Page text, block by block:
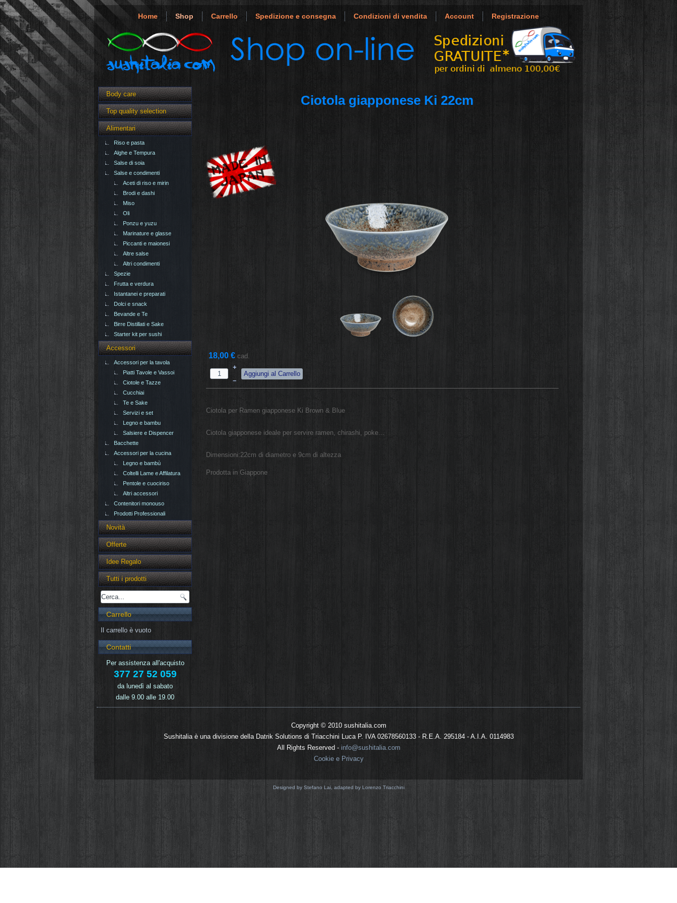
Home Shop Carrello Spedizione e consegna Condizioni di vendita Account Registrazione
Body care
Top quality selection
Alimentari
Riso e pasta
Alghe e Tempura
Salse di soia
Salse e condimenti
Aceti di riso e mirin
Brodi e dashi
Miso
Oli
Ponzu e yuzu
Marinature e glasse
Piccanti e maionesi
Altre salse
Altri condimenti
Spezie
Frutta e verdura
Istantanei e preparati
Dolci e snack
Bevande e Te
Birre Distillati e Sake
Starter kit per sushi
Accessori
Accessori per la tavola
Piatti Tavole e Vassoi
Ciotole e Tazze
Cucchiai
Te e Sake
Servizi e set
Legno e bambu
Salsiere e Dispencer
Bacchette
Accessori per la cucina
Legno e bambù
Coltelli Lame e Affilatura
Pentole e cuociriso
Altri accessori
Contenitori monouso
Prodotti Professionali
Novità
Offerte
Idee Regalo
Tutti i prodotti
Carrello
Il carrello è vuoto
Contatti
Per assistenza all'acquisto
377 27 52 059
da lunedì al sabato
dalle 9.00 alle 19.00
Ciotola giapponese Ki 22cm
18,00 € cad.
+
–
Ciotola per Ramen giapponese Ki Brown & Blue
Ciotola giapponese ideale per servire ramen, chirashi, poke...
Dimensioni:22cm di diametro e 9cm di altezza
Prodotta in Giappone
Copyright © 2010 sushitalia.com
Sushitalia è una divisione della Datrik Solutions di Triacchini Luca P. IVA 02678560133 - R.E.A. 295184 - A.I.A. 0114983
All Rights Reserved - info@sushitalia.com
Cookie e Privacy
Designed by Stefano Lai, adapted by Lorenzo Triacchini